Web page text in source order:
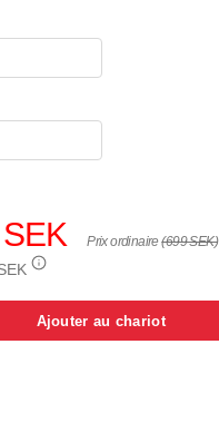
Prix ordinaire(699 SEK)
Ajouter au chariot